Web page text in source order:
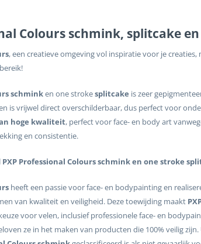
Colours schmink, splitcake
, een creatieve omgeving vol inspiratie voor je creaties,
schminken one strokesplitcake is zeer
is vrijwel direct overschilderbaar, dus perfect voor
hoge kwaliteit, perfect voor face- en body art
en consistentie.
Professional Colours schmink en one stroke
heeft een passie voor face- en bodypainting en
van kwaliteit en veiligheid. Deze toewijding maakt
voor velen, inclusief professionele face- en
ze in het maken van producten die 100% veilig